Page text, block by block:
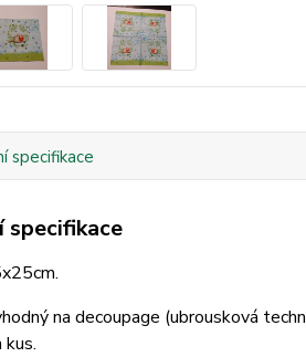
specifikace
specifikace
na decoupage (ubrousková
kus.